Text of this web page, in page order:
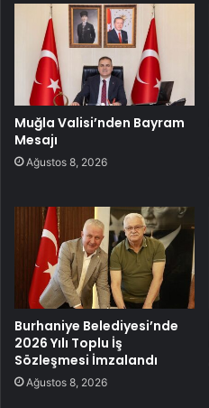
Muğla Valisi’nden Bayram
Mesajı
Ağustos 8, 2026
Burhaniye Belediyesi’nde
2026 Yılı Toplu İş
Sözleşmesi İmzalandı
Ağustos 8, 2026